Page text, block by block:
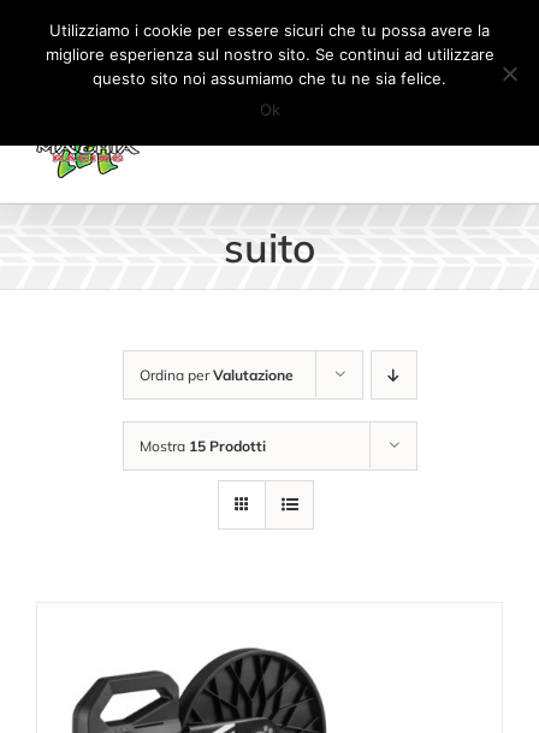
Salta
contenuto
Il mio account CARRELLO
suito
Ordina perValutazione
Mostra 15 Prodotti
Utilizziamo i cookie per essere sicuri che tu possa avere la
migliore esperienza sul nostro sito. Se continui ad utilizzare
questo sito noi assumiamo che tu ne sia felice.
Ok